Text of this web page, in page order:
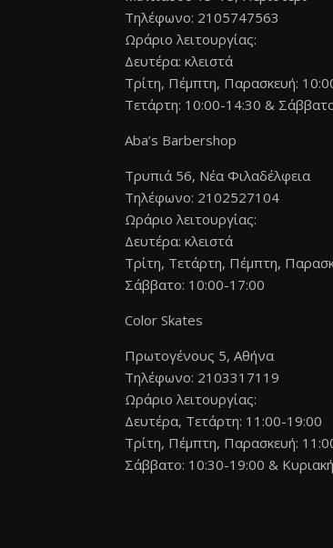
Τηλέφωνο: 2105747563
Ωράριο λειτουργίας:
Δευτέρα: κλειστά
Τρίτη, Πέμπτη, Παρασκευή:
Τετάρτη: 10:00-14:30 &
Aba’s Barbershop
Τρυπιά 56, Νέα Φιλαδέλφεια
Τηλέφωνο: 2102527104
Ωράριο λειτουργίας:
Δευτέρα: κλειστά
Τρίτη, Τετάρτη, Πέμπτη,
Σάββατο: 10:00-17:00
Color Skates
Πρωτογένους 5, Αθήνα
Τηλέφωνο: 2103317119
Ωράριο λειτουργίας:
Δευτέρα, Τετάρτη: 11:00-19:00
Τρίτη, Πέμπτη, Παρασκευή:
Σάββατο: 10:30-19:00 &